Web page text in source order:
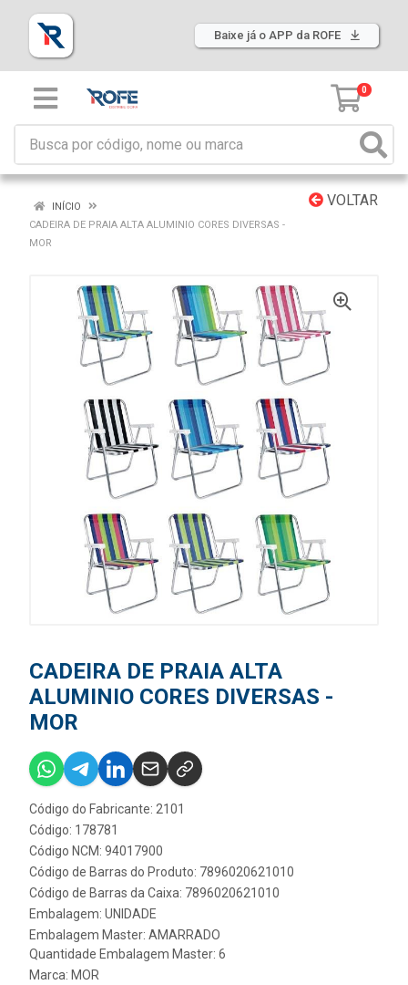
Baixe já o APP da ROFE
0
VOLTAR
INÍCIO
CADEIRA DE PRAIA ALTA ALUMINIO CORES DIVERSAS -
MOR
CADEIRA DE PRAIA ALTA
ALUMINIO CORES DIVERSAS -
MOR
Código do Fabricante: 2101
Código: 178781
Código NCM: 94017900
Código de Barras do Produto: 7896020621010
Código de Barras da Caixa: 7896020621010
Embalagem: UNIDADE
Embalagem Master: AMARRADO
Quantidade Embalagem Master: 6
Marca: MOR